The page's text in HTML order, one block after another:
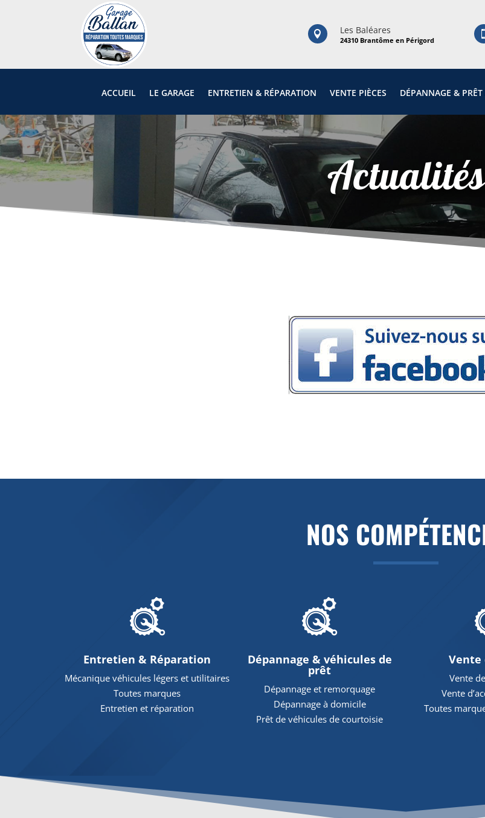
 Les Baléares
24310 Brantôme en Périgord
ACCUEIL LE GARAGE ENTRETIEN & RÉPARATION VENTE PIÈCES DÉPANNAGE &
Actualités
NOS
Entretien & Réparation
Mécanique véhicules légers et utilitaires
Toutes marques
Entretien et réparation
Dépannage & véhicules de
prêt
Dépannage et remorquage
Dépannage à domicile
Prêt de véhicules de courtoisie
Vente
Vente
Vente
Toutes